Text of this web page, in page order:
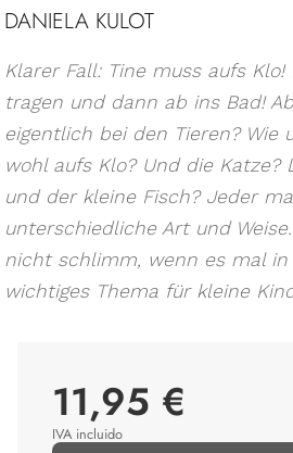
DANIELA KULOT
Klarer Fall: Tine muss aufs
tragen und dann ab ins Bad!
eigentlich bei den Tieren? Wie
wohl aufs Klo? Und die Katze?
und der kleine Fisch? Jeder
unterschiedliche Art und
nicht schlimm, wenn es mal in
wichtiges Thema für kleine
11,95 €
IVA incluido